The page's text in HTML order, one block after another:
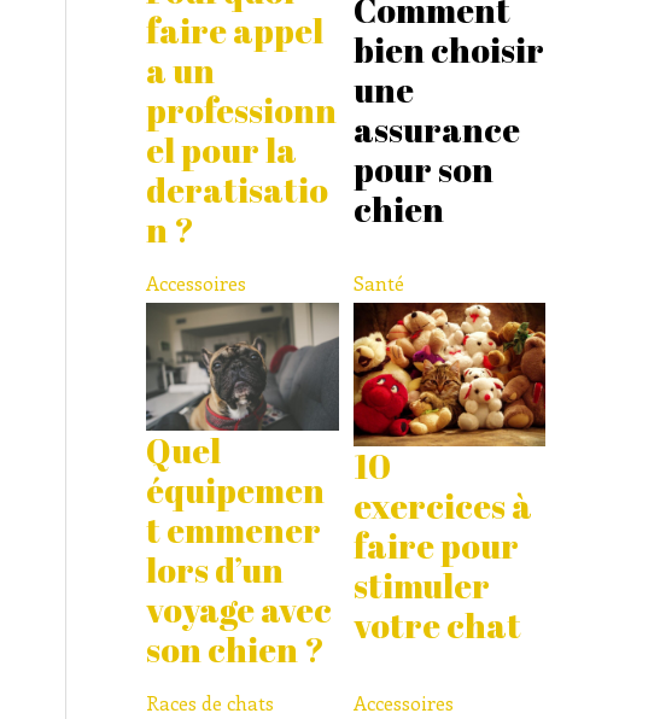
faire appel
a un
professionn
el pour la
deratisatio
n ?
Comment
bien choisir
une
assurance
pour son
chien
Accessoires
Quel
équipemen
t emmener
lors d’un
voyage avec
son chien ?
Santé
10
exercices à
faire pour
stimuler
votre chat
Races de chats Accessoires